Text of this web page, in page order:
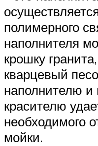
полимерного
наполнителя
крошку
кварцевый
наполнителю и
красителю
необходимого
мойки.